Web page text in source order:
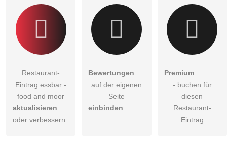
Restaurant-
Eintrag essbar -
food and moor
aktualisieren
oder verbessern
Bewertungen
auf der eigenen
Seite
einbinden
Premium
- buchen für
diesen
Restaurant-
Eintrag